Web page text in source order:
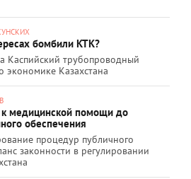
бомбили КТК?
Каспийский трубопроводный
экономике Казахстана
к медицинской помощи до
обеспечения
процедур публичного
законности в регулировании